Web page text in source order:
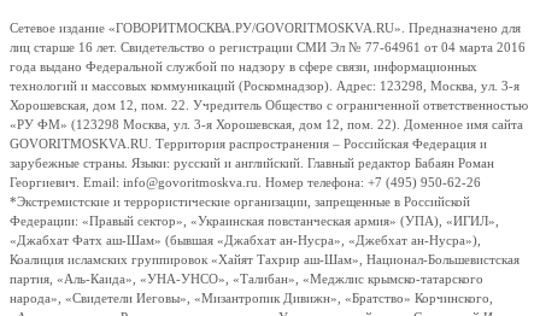
Сетевое издание «ГОВОРИТМОСКВА.РУ/GOVORITMOSKVA.RU». Предназначено для
лиц старше 16 лет. Свидетельство о регистрации СМИ Эл № 77-64961 от 04 марта 2016
года выдано Федеральной службой по надзору в сфере связи, информационных
технологий и массовых коммуникаций (Роскомнадзор). Адрес: 123298, Москва, ул. 3-я
Хорошевская, дом 12, пом. 22. Учредитель Общество с ограниченной ответственностью
«РУ ФМ» (123298 Москва, ул. 3-я Хорошевская, дом 12, пом. 22). Доменное имя сайта
GOVORITMOSKVA.RU. Территория распространения – Российская Федерация и
зарубежные страны. Языки: русский и английский. Главный редактор Бабаян Роман
Георгиевич. Email: info@govoritmoskva.ru. Номер телефона: +7 (495) 950-62-26
*Экстремистские и террористические организации, запрещенные в Российской
Федерации: «Правый сектор», «Украинская повстанческая армия» (УПА), «ИГИЛ»,
«Джабхат Фатх аш-Шам» (бывшая «Джабхат ан-Нусра», «Джебхат ан-Нусра»),
Коалиция исламских группировок «Хайят Тахрир аш-Шам», Национал-Большевистская
партия, «Аль-Каида», «УНА-УНСО», «Талибан», «Меджлис крымско-татарского
народа», «Свидетели Иеговы», «Мизантропик Дивижн», «Братство» Корчинского,